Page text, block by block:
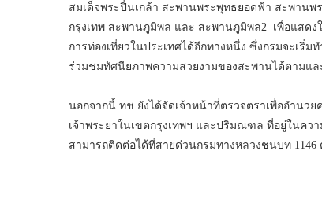
สมเด็จพระปิ่นเกล้า สะพานพระพุทธยอดฟ้า สะพาน
กรุงเทพ สะพานภูมิพล และ สะพานภูมิพล2 เพื่อแสดง
การท่องเที่ยวในประเทศได้อีกทางหนึ่ง ซึ่งกรมจะเริ่
ร่วมชมทัศนียภาพความสวยงามของสะพานได้ตามแล
นอกจากนี้ ทช.ยังได้จัดเจ้าหน้าที่ตรวจตราเพื่ออำน
เจ้าพระยาในเขตกรุงเทพฯ และปริมณฑล ที่อยู่ในคว
สามารถติดต่อได้ที่สายด่วนกรมทางหลวงชนบท 1146